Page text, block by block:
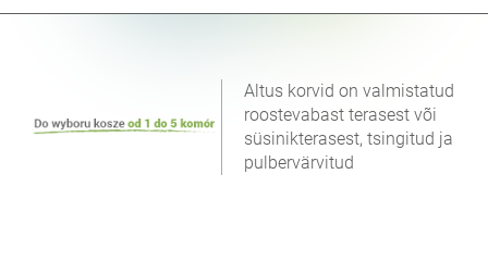
Altus korvid on valmistatud
roostevabast terasest või
süsinikterasest, tsingitud ja
pulbervärvitud